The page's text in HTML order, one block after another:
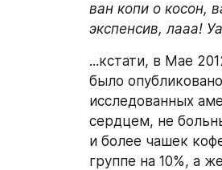
ван копи о косон,
экспенсив, лааа!
...кстати, в Мае
было
исследованных
сердцем, не
и более чашек
группе на 10%, а